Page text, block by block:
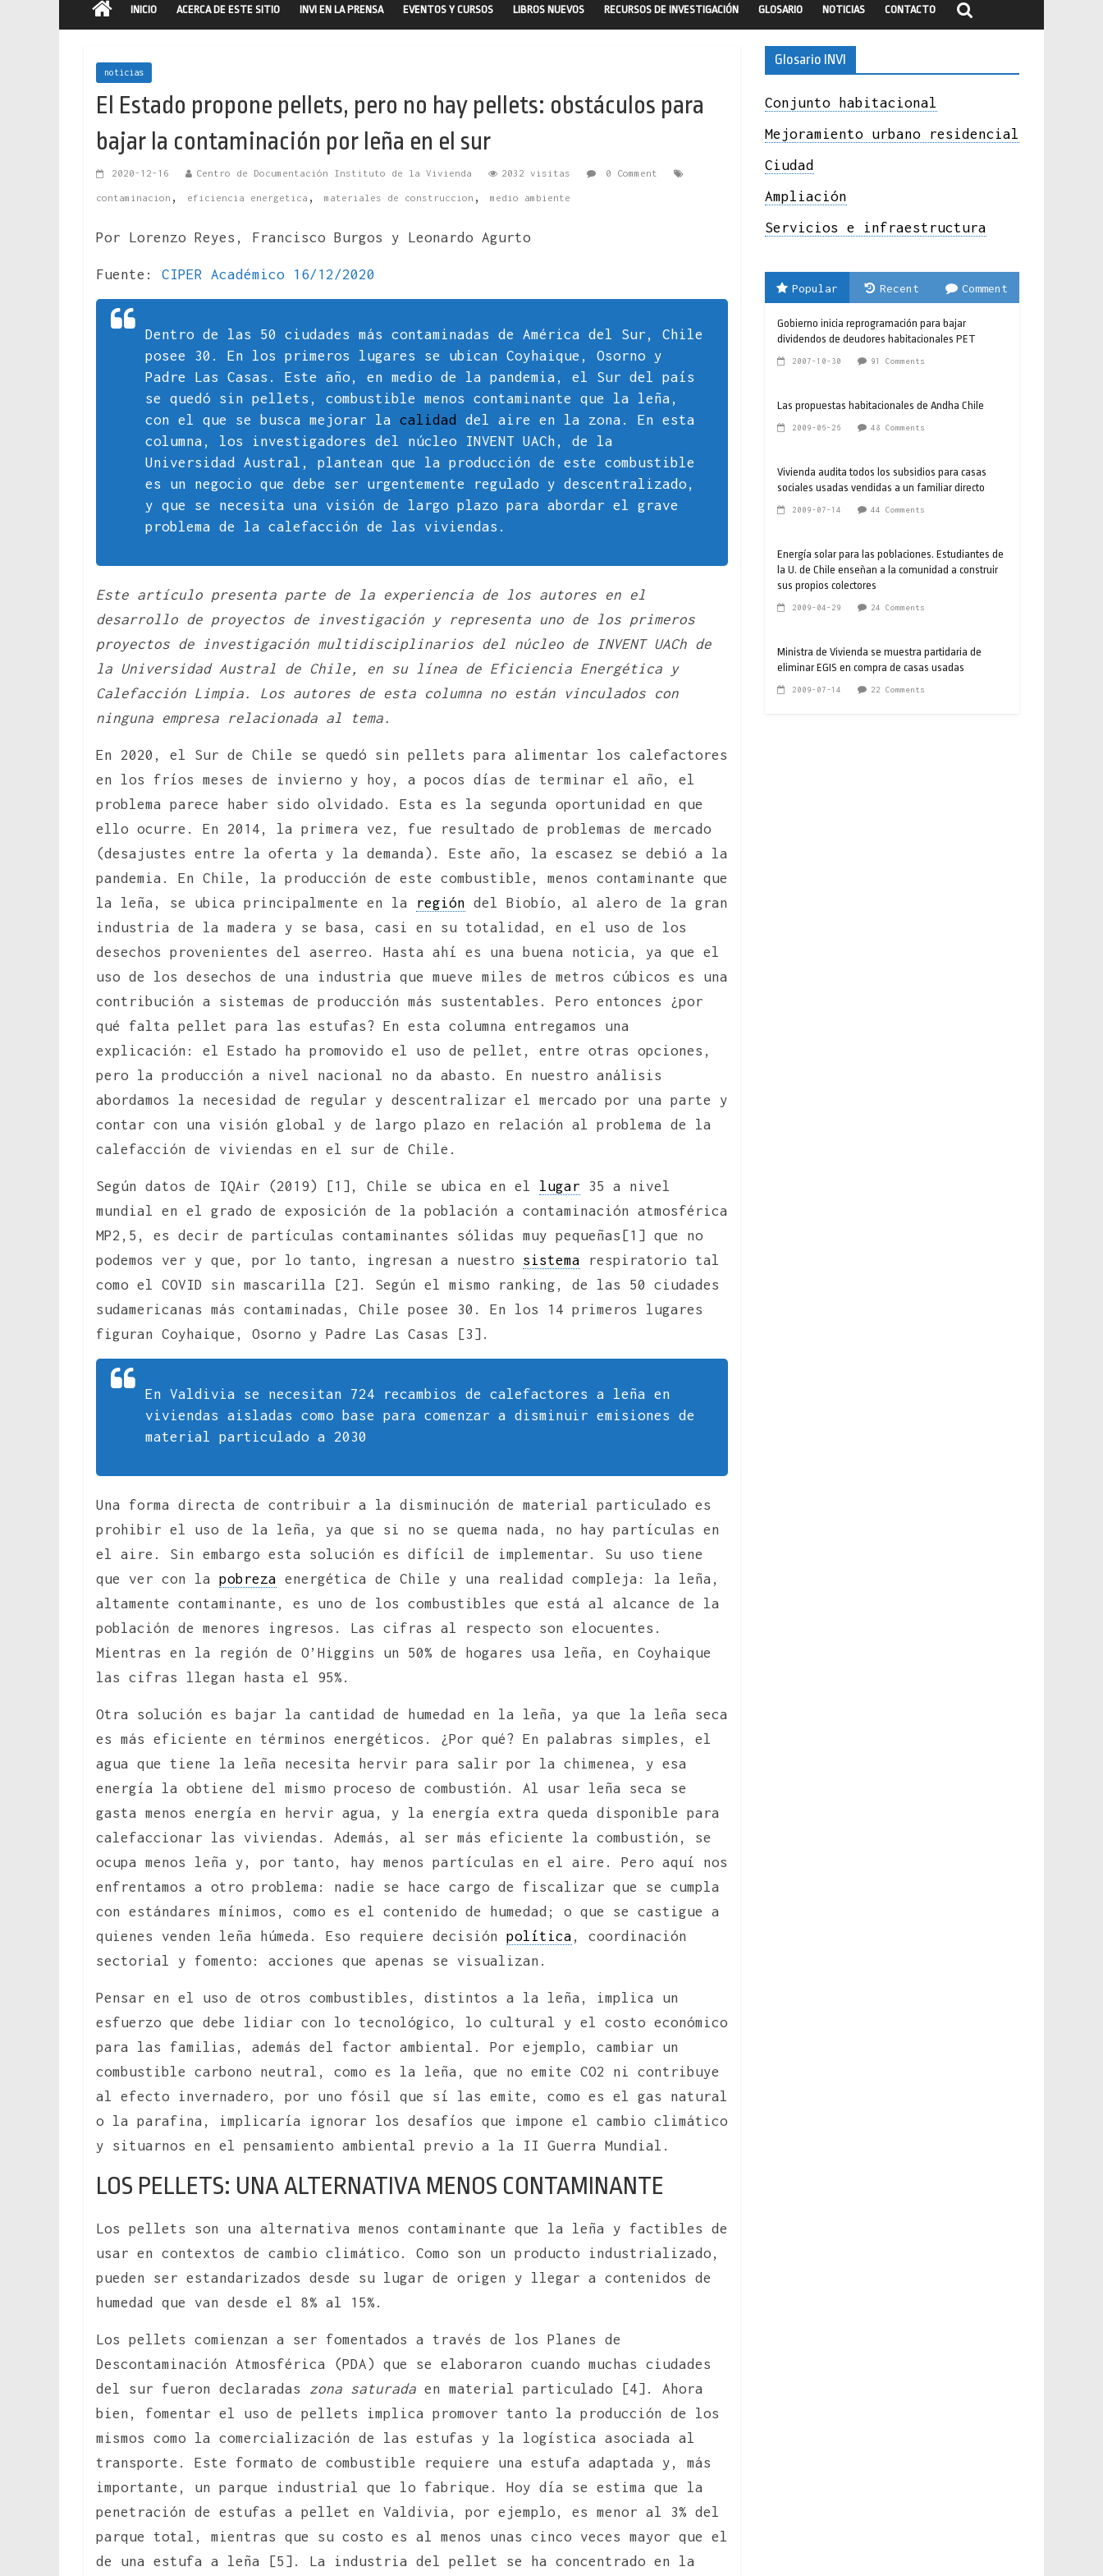
INICIO ACERCA DE ESTE SITIO INVI EN LA PRENSA EVENTOS Y CURSOS LIBROS NUEVOS RECURSOS DE INVESTIGACIÓN GLOSARIO NOTICIAS CONTACTO
noticias
El Estado propone pellets, pero no hay pellets: obstáculos para
bajar la contaminación por leña en el sur
2020-12-16 Centro de Documentación Instituto de la Vivienda 2032 visitas 0 Comment
contaminacion , eficiencia energetica , materiales de construccion , medio ambiente
Por Lorenzo Reyes, Francisco Burgos y Leonardo Agurto
Fuente: CIPER Académico 16/12/2020
Dentro de las 50 ciudades más contaminadas de América del Sur, Chile
posee 30. En los primeros lugares se ubican Coyhaique, Osorno y
Padre Las Casas. Este año, en medio de la pandemia, el Sur del país
se quedó sin pellets, combustible menos contaminante que la leña,
con el que se busca mejorar la calidad del aire en la zona. En esta
columna, los investigadores del núcleo INVENT UACh, de la
Universidad Austral, plantean que la producción de este combustible
es un negocio que debe ser urgentemente regulado y descentralizado,
y que se necesita una visión de largo plazo para abordar el grave
problema de la calefacción de las viviendas.
Este artículo presenta parte de la experiencia de los autores en el
desarrollo de proyectos de investigación y representa uno de los primeros
proyectos de investigación multidisciplinarios del núcleo de INVENT UACh de
la Universidad Austral de Chile, en su línea de Eficiencia Energética y
Calefacción Limpia. Los autores de esta columna no están vinculados con
ninguna empresa relacionada al tema.
En 2020, el Sur de Chile se quedó sin pellets para alimentar los calefactores
en los fríos meses de invierno y hoy, a pocos días de terminar el año, el
problema parece haber sido olvidado. Esta es la segunda oportunidad en que
ello ocurre. En 2014, la primera vez, fue resultado de problemas de mercado
(desajustes entre la oferta y la demanda). Este año, la escasez se debió a la
pandemia. En Chile, la producción de este combustible, menos contaminante que
la leña, se ubica principalmente en la región del Biobío, al alero de la gran
industria de la madera y se basa, casi en su totalidad, en el uso de los
desechos provenientes del aserreo. Hasta ahí es una buena noticia, ya que el
uso de los desechos de una industria que mueve miles de metros cúbicos es una
contribución a sistemas de producción más sustentables. Pero entonces ¿por
qué falta pellet para las estufas? En esta columna entregamos una
explicación: el Estado ha promovido el uso de pellet, entre otras opciones,
pero la producción a nivel nacional no da abasto. En nuestro análisis
abordamos la necesidad de regular y descentralizar el mercado por una parte y
contar con una visión global y de largo plazo en relación al problema de la
calefacción de viviendas en el sur de Chile.
Según datos de IQAir (2019) [1], Chile se ubica en el lugar 35 a nivel
mundial en el grado de exposición de la población a contaminación atmosférica
MP2,5, es decir de partículas contaminantes sólidas muy pequeñas[1] que no
podemos ver y que, por lo tanto, ingresan a nuestro sistema respiratorio tal
como el COVID sin mascarilla [2]. Según el mismo ranking, de las 50 ciudades
sudamericanas más contaminadas, Chile posee 30. En los 14 primeros lugares
figuran Coyhaique, Osorno y Padre Las Casas [3].
En Valdivia se necesitan 724 recambios de calefactores a leña en
viviendas aisladas como base para comenzar a disminuir emisiones de
material particulado a 2030
Una forma directa de contribuir a la disminución de material particulado es
prohibir el uso de la leña, ya que si no se quema nada, no hay partículas en
el aire. Sin embargo esta solución es difícil de implementar. Su uso tiene
que ver con la pobreza energética de Chile y una realidad compleja: la leña,
altamente contaminante, es uno de los combustibles que está al alcance de la
población de menores ingresos. Las cifras al respecto son elocuentes.
Mientras en la región de O’Higgins un 50% de hogares usa leña, en Coyhaique
las cifras llegan hasta el 95%.
Otra solución es bajar la cantidad de humedad en la leña, ya que la leña seca
es más eficiente en términos energéticos. ¿Por qué? En palabras simples, el
agua que tiene la leña necesita hervir para salir por la chimenea, y esa
energía la obtiene del mismo proceso de combustión. Al usar leña seca se
gasta menos energía en hervir agua, y la energía extra queda disponible para
calefaccionar las viviendas. Además, al ser más eficiente la combustión, se
ocupa menos leña y, por tanto, hay menos partículas en el aire. Pero aquí nos
enfrentamos a otro problema: nadie se hace cargo de fiscalizar que se cumpla
con estándares mínimos, como es el contenido de humedad; o que se castigue a
quienes venden leña húmeda. Eso requiere decisión política , coordinación
sectorial y fomento: acciones que apenas se visualizan.
Pensar en el uso de otros combustibles, distintos a la leña, implica un
esfuerzo que debe lidiar con lo tecnológico, lo cultural y el costo económico
para las familias, además del factor ambiental. Por ejemplo, cambiar un
combustible carbono neutral, como es la leña, que no emite CO2 ni contribuye
al efecto invernadero, por uno fósil que sí las emite, como es el gas natural
o la parafina, implicaría ignorar los desafíos que impone el cambio climático
y situarnos en el pensamiento ambiental previo a la II Guerra Mundial.
LOS PELLETS: UNA ALTERNATIVA MENOS CONTAMINANTE
Los pellets son una alternativa menos contaminante que la leña y factibles de
usar en contextos de cambio climático. Como son un producto industrializado,
pueden ser estandarizados desde su lugar de origen y llegar a contenidos de
humedad que van desde el 8% al 15%.
Los pellets comienzan a ser fomentados a través de los Planes de
Descontaminación Atmosférica (PDA) que se elaboraron cuando muchas ciudades
del sur fueron declaradas zona saturada en material particulado [4]. Ahora
bien, fomentar el uso de pellets implica promover tanto la producción de los
mismos como la comercialización de las estufas y la logística asociada al
transporte. Este formato de combustible requiere una estufa adaptada y, más
importante, un parque industrial que lo fabrique. Hoy día se estima que la
penetración de estufas a pellet en Valdivia, por ejemplo, es menor al 3% del
parque total, mientras que su costo es al menos unas cinco veces mayor que el
de una estufa a leña [5]. La industria del pellet se ha concentrado en la
Glosario INVI
Conjunto habitacional
Mejoramiento urbano residencial
Ciudad
Ampliación
Servicios e infraestructura
Popular Recent Comment
Gobierno inicia reprogramación para bajar
dividendos de deudores habitacionales PET
2007-10-30 91 Comments
Las propuestas habitacionales de Andha Chile
2009-06-26 48 Comments
Vivienda audita todos los subsidios para casas
sociales usadas vendidas a un familiar directo
2009-07-14 44 Comments
Energía solar para las poblaciones. Estudiantes de
la U. de Chile enseñan a la comunidad a construir
sus propios colectores
2009-04-29 24 Comments
Ministra de Vivienda se muestra partidaria de
eliminar EGIS en compra de casas usadas
2009-07-14 22 Comments